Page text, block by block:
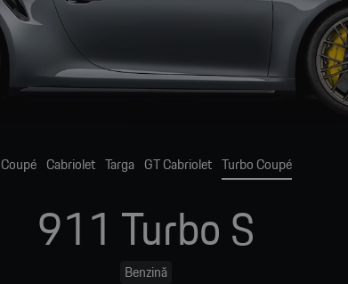
Coupé Cabriolet Targa GT Cabriolet Turbo Coupé
911 Turbo S
Benzină